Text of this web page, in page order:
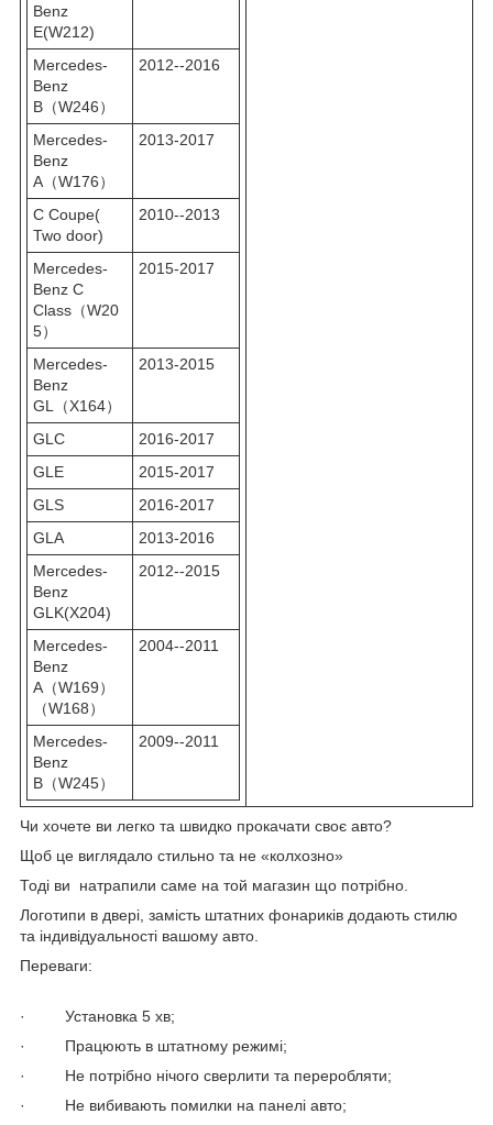
Benz
E(W212)
Mercedes-
Benz
B（W246）
2012--2016
Mercedes-
Benz
A（W176）
2013-2017
C Coupe(
Two door)
2010--2013
Mercedes-
Benz C
Class（W20
5）
2015-2017
Mercedes-
Benz
GL（X164）
2013-2015
GLC
2016-2017
GLE
2015-2017
GLS
2016-2017
GLA
2013-2016
Mercedes-
Benz
GLK(X204)
2012--2015
Mercedes-
Benz
A（W169）
（W168）
2004--2011
Mercedes-
Benz
B（W245）
2009--2011
Чи хочете ви легко та швидко прокачати своє авто?
Щоб це виглядало стильно та не «колхозно»
Тоді ви натрапили саме на той магазин що потрібно.
Логотипи в двері, замість штатних фонариків додають стилю
та індивідуальності вашому авто.
Переваги:
· Установка 5 хв;
· Працюють в штатному режимі;
· Не потрібно нічого сверлити та переробляти;
· Не вибивають помилки на панелі авто;